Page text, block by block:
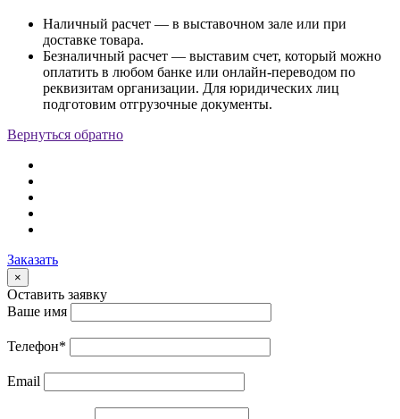
Наличный расчет — в выставочном зале или при
доставке товара.
Безналичный расчет — выставим счет, который можно
оплатить в любом банке или онлайн-переводом по
реквизитам организации. Для юридических лиц
подготовим отгрузочные документы.
Вернуться обратно
Заказать
×
Оставить заявку
Ваше имя
Телефон*
Email